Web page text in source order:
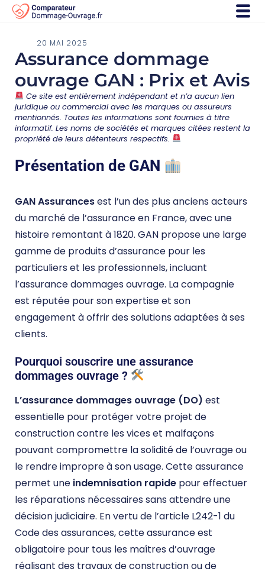
20 MAI 2025
Assurance dommage
ouvrage GAN : Prix et Avis
Ce site est entièrement indépendant et n’a aucun lien
juridique ou commercial avec les marques ou assureurs
mentionnés. Toutes les informations sont fournies à titre
informatif. Les noms de sociétés et marques citées restent la
propriété de leurs détenteurs respectifs.
Présentation de GAN
GAN Assurancesest l’un des plus anciens acteurs
du marché de l’assurance en France, avec une
histoire remontant à 1820. GAN propose une large
gamme de produits d’assurance pour les
particuliers et les professionnels, incluant
l’assurance dommages ouvrage. La compagnie
est réputée pour son expertise et son
engagement à offrir des solutions adaptées à ses
clients.
Pourquoi souscrire une assurance
dommages ouvrage ?
L’assurance dommages ouvrage (DO) est
essentielle pour protéger votre projet de
construction contre les vices et malfaçons
pouvant compromettre la solidité de l’ouvrage ou
le rendre impropre à son usage. Cette assurance
permet une indemnisation rapide pour effectuer
les réparations nécessaires sans attendre une
décision judiciaire. En vertu de l’article L242-1 du
Code des assurances, cette assurance est
obligatoire pour tous les maîtres d’ouvrage
réalisant des travaux de construction ou de